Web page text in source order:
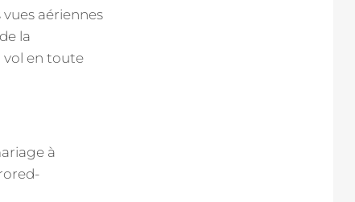
aériennes
la
vol en toute